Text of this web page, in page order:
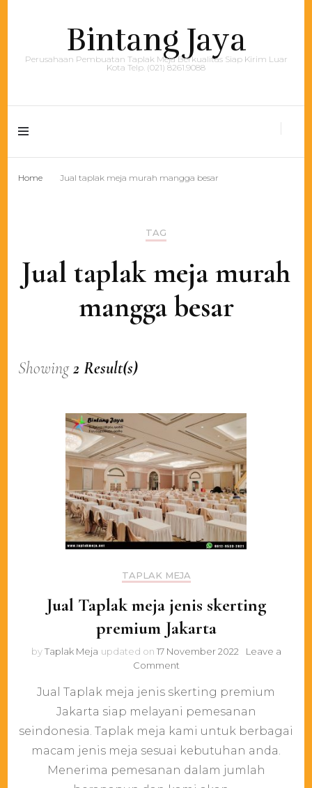
Bintang Jaya
Perusahaan Pembuatan Taplak Meja Berkualitas Siap Kirim Luar
Kota Telp. (021) 8261.9088
Home Jual taplak meja murah mangga besar
TAG
Jual taplak meja murah
mangga besar
Showing2 Result(s)
TAPLAK MEJA
Jual Taplak meja jenis skerting
premium Jakarta
byTaplak Meja updated on 17 November 2022
Leave a
Commenton
Taplak
meja
jenis
skerting
premium
Jual Taplak meja jenis skerting premium
Jakarta siap melayani pemesanan
seindonesia. Taplak meja kami untuk berbagai
macam jenis meja sesuai kebutuhan anda.
Menerima pemesanan dalam jumlah